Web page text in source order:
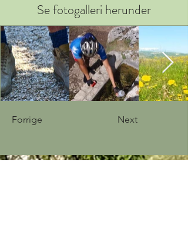
Sefotogalleri herunder
Forrige Next